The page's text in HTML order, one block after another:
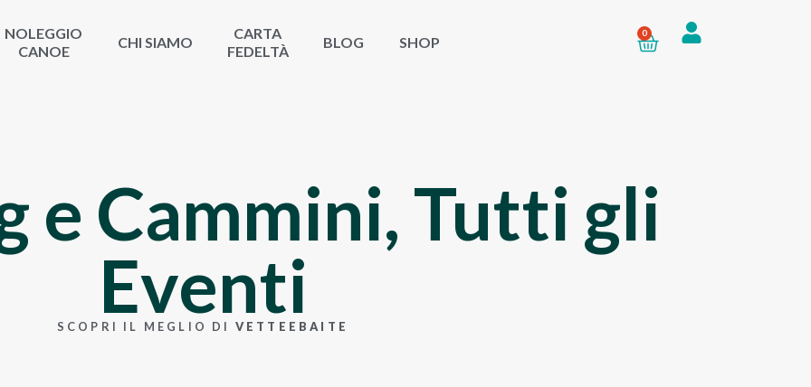
NOLEGGIO
CANOE
CHI SIAMO
CARTA
FEDELTÀ
BLOG SHOP
0
e Cammini,Tutti gli
Eventi
SCOPRI IL MEGLIO DI VETTEEBAITE